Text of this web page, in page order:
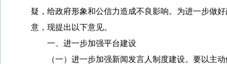
疑，给政府形象和公信力造成不良影响。为进一步做
意，现提出以下意见。
一、进一步加强平台建设
（一）进一步加强新闻发言人制度建设。要以主动